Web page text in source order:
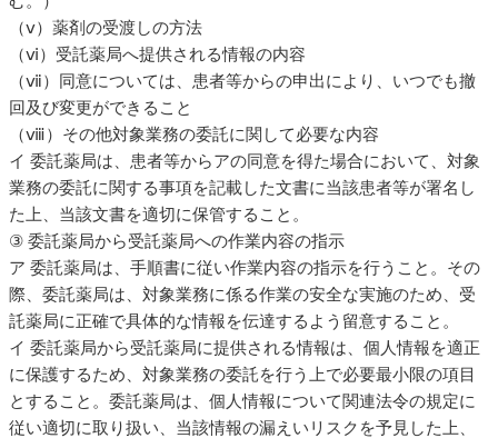
（ⅴ）薬剤の受渡しの方法
（ⅵ）受託薬局へ提供される情報の内容
（ⅶ）同意については、患者等からの申出により、いつでも撤
回及び変更ができること
（ⅷ）その他対象業務の委託に関して必要な内容
イ 委託薬局は、患者等からアの同意を得た場合において、対象
業務の委託に関する事項を記載した文書に当該患者等が署名し
た上、当該文書を適切に保管すること。
③ 委託薬局から受託薬局への作業内容の指示
ア 委託薬局は、手順書に従い作業内容の指示を行うこと。その
際、委託薬局は、対象業務に係る作業の安全な実施のため、受
託薬局に正確で具体的な情報を伝達するよう留意すること。
イ 委託薬局から受託薬局に提供される情報は、個人情報を適正
に保護するため、対象業務の委託を行う上で必要最小限の項目
とすること。委託薬局は、個人情報について関連法令の規定に
従い適切に取り扱い、当該情報の漏えいリスクを予見した上、